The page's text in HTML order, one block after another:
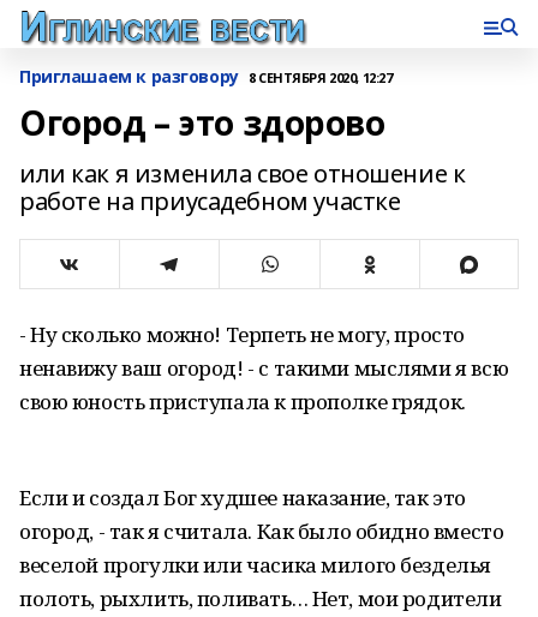
Приглашаем к разговору 8 СЕНТЯБРЯ 2020, 12:27
Огород – это здорово
или как я изменила свое отношение к
работе на приусадебном участке
- Ну сколько можно! Терпеть не могу, просто
ненавижу ваш огород! - с такими мыслями я всю
свою юность приступала к прополке грядок.
Если и создал Бог худшее наказание, так это
огород, - так я считала. Как было обидно вместо
веселой прогулки или часика милого безделья
полоть, рыхлить, поливать… Нет, мои родители